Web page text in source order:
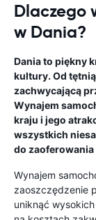
Dlaczego
w Dania?
Dania to piękny
kultury. Od
zachwycającą
Wynajem
kraju i jego
wszystkich
do zaoferowania
Wynajem
zaoszczędzenie
uniknąć